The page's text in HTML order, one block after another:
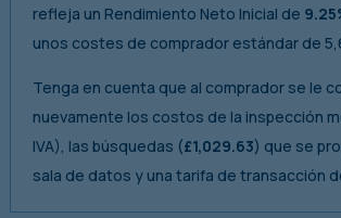
refleja un Rendimiento Neto Inicial de
unos costes de comprador estándar de
Tenga en cuenta que al comprador se le
nuevamente los costos de la inspección
IVA), las búsquedas (£1,029.63) que se
sala de datos y una tarifa de transacción